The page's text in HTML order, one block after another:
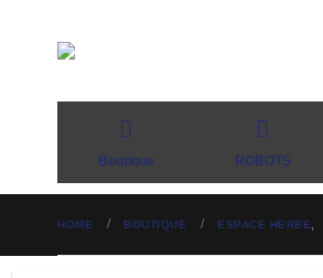
Boutique ROBOTS
HOME BOUTIQUE ESPACE HERBE